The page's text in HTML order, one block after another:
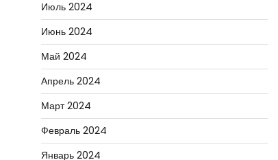
Июль 2024
Июнь 2024
Май 2024
Апрель 2024
Март 2024
Февраль 2024
Январь 2024